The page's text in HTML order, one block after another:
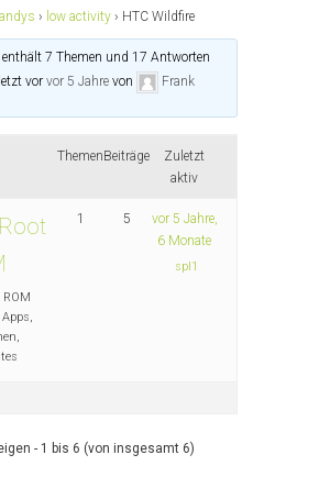
› low activity › HTC Wildfire
7 Themen und 17 Antworten
vorvor 5 Jahre von
Frank
ThemenBeiträge
Zuletzt
aktiv
ROM
1 5
vor 5 Jahre,
6 Monate
spl1
- 1 bis 6 (von insgesamt 6)